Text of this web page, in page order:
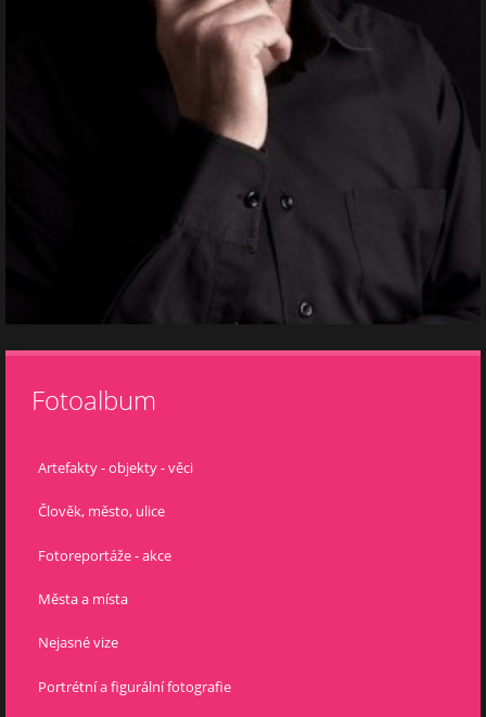
Fotoalbum
Artefakty - objekty - věci
Člověk, město, ulice
Fotoreportáže - akce
Města a místa
Nejasné vize
Portrétní a figurální fotografie